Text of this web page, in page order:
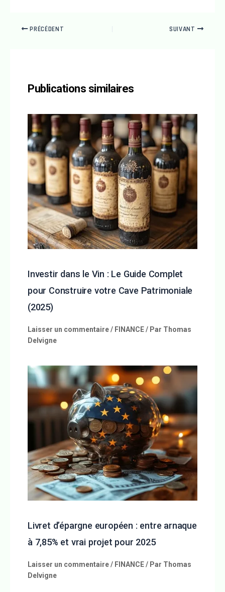
PRÉCÉDENT SUIVANT
Publications similaires
Investir dans le Vin : Le Guide Complet
pour Construire votre Cave Patrimoniale
(2025)
Laisser un commentaire/ FINANCE/ Par Thomas
Delvigne
Livret d’épargne européen : entre arnaque
à 7,85% et vrai projet pour 2025
Laisser un commentaire/ FINANCE/ Par Thomas
Delvigne